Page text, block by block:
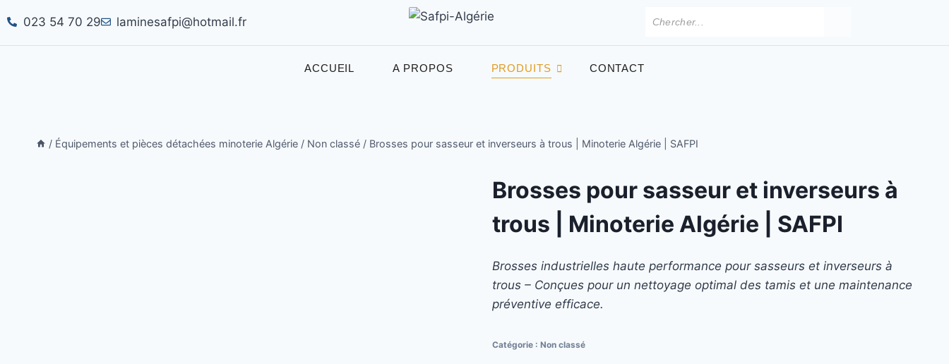
023 54 70 29 laminesafpi@hotmail.fr
ACCUEIL A PROPOS PRODUITS CONTACT
/ Équipements et pièces détachées minoterie Algérie / Non classé / Brosses pour sasseur et inverseurs à trous | Minoterie Algérie | SAFPI
Brosses pour sasseur et inverseurs à
trous | Minoterie Algérie | SAFPI
Brosses industrielles haute performance pour sasseurs et inverseurs à
trous – Conçues pour un nettoyage optimal des tamis et une maintenance
préventive efficace.
Catégorie : Non classé